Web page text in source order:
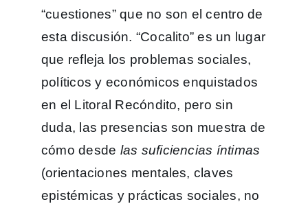
“cuestiones” que no son el centro de
esta discusión. “Cocalito” es un lugar
que refleja los problemas sociales,
políticos y económicos enquistados
en el Litoral Recóndito, pero sin
duda, las presencias son muestra de
cómo desde las suficiencias íntimas
(orientaciones mentales, claves
epistémicas y prácticas sociales, no